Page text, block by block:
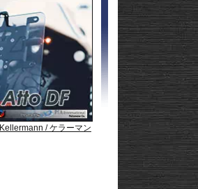
Kellermann / ケラーマン
Kellermann / ケラーマン
Kellermann / ケラーマン